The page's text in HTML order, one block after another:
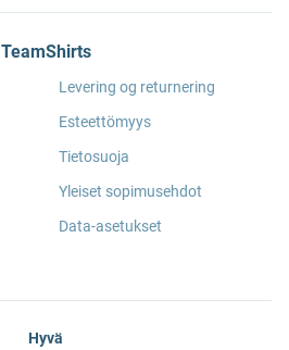
TeamShirts
Levering og returnering
Esteettömyys
Tietosuoja
Yleiset sopimusehdot
Data-asetukset
Hyvä